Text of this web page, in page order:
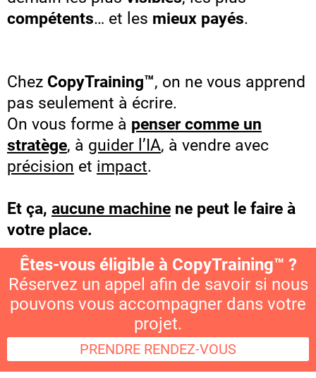
compétents… et les mieux payés.
Chez CopyTraining™, on ne vous apprend
pas seulement à écrire.
On vous forme à penser comme un
stratège, à guider l’IA, à vendre avec
précision et impact.
Et ça, aucune machine ne peut le faire à
votre place.
Êtes-vous éligible à CopyTraining™ ?
Réservez un appel afin de savoir si nous
pouvons vous accompagner dans votre
projet.
PRENDRE RENDEZ-VOUS